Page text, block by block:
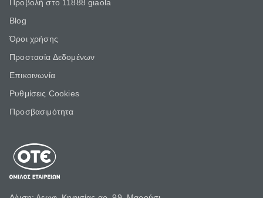
Προβολή στο 11888 giaola
Blog
Όροι χρήσης
Προστασία Δεδομένων
Επικοινωνία
Ρυθμίσεις Cookies
Προσβασιμότητα